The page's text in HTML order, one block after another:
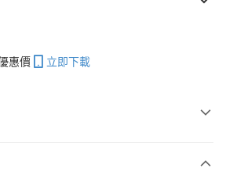
惠價 立即下載